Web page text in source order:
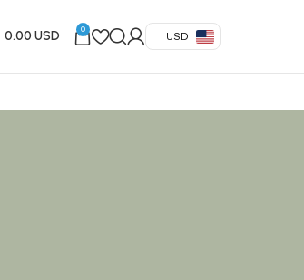
USD
0
0.00 USD